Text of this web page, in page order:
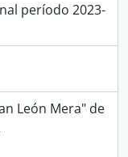
período 2023-
León Mera" de